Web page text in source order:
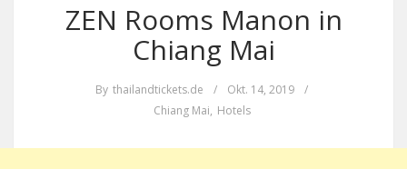
ZEN Rooms Manon in
Chiang Mai
By thailandtickets.de / Okt. 14, 2019
/
Chiang Mai, Hotels